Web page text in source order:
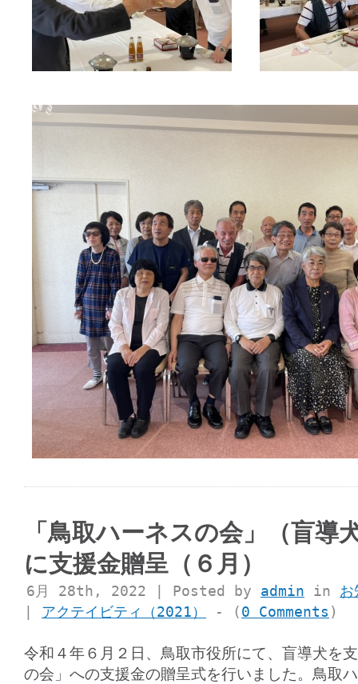
「鳥取ハーネスの会」（盲導
に支援金贈呈（６月）
6月 28th, 2022 | Posted by admin in お
アクテイビティ（2021） - (0 Comments )
令和４年６月２日、鳥取市役所にて、盲導犬を
の会」への支援金の贈呈式を行いました。鳥取